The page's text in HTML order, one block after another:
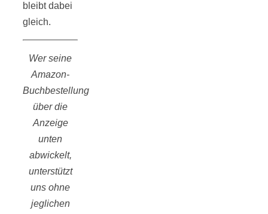
bleibt dabei
gleich.
Wer seine
Amazon-
Buchbestellung
über die
Anzeige
unten
abwickelt,
unterstützt
uns ohne
jeglichen